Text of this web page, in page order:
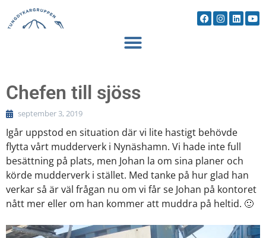
Chefen till sjöss
september 3, 2019
Igår uppstod en situation där vi lite hastigt behövde
flytta vårt mudderverk i Nynäshamn. Vi hade inte full
besättning på plats, men Johan la om sina planer och
körde mudderverk i stället. Med tanke på hur glad han
verkar så är väl frågan nu om vi får se Johan på kontoret
nått mer eller om han kommer att muddra på heltid. 🙂